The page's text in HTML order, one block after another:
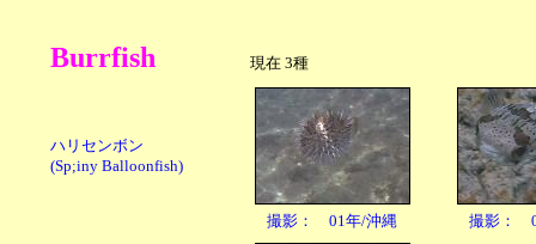
Burrfish 現在 3種
ハリセンボン
(Sp;iny Balloonfish)
撮影： 01年/沖縄 撮影：